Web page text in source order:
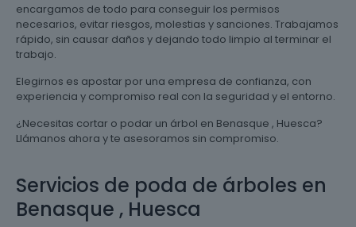
encargamos de todo para conseguir los permisos
necesarios, evitar riesgos, molestias y sanciones. Trabajamos
rápido, sin causar daños y dejando todo limpio al terminar el
trabajo.
Elegirnos es apostar por una empresa de confianza, con
experiencia y compromiso real con la seguridad y el entorno.
¿Necesitas cortar o podar un árbol en Benasque , Huesca?
Llámanos ahora y te asesoramos sin compromiso.
Servicios de poda de árboles en
Benasque , Huesca